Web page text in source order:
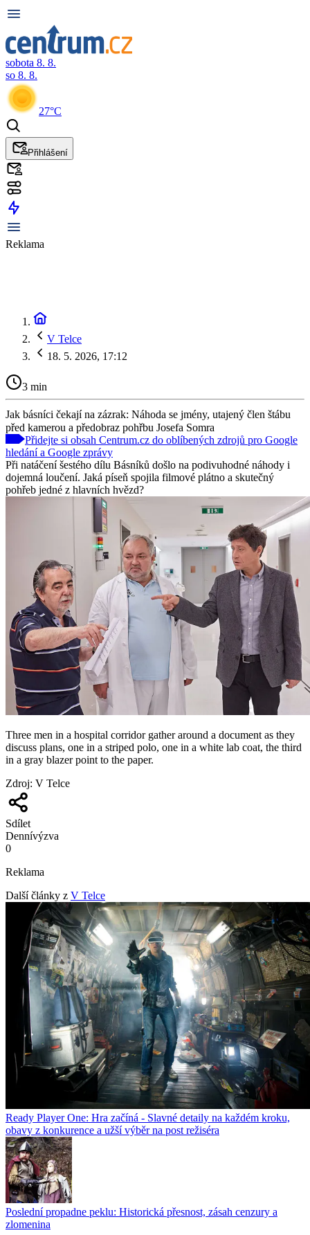
sobota 8. 8.
so 8. 8.
27°C
Přihlášení
Reklama
V Telce
18. 5. 2026, 17:12
3 min
Jak básníci čekají na zázrak: Náhoda se jmény, utajený člen štábu
před kamerou a předobraz pohřbu Josefa Somra
Přidejte si obsah Centrum.cz do oblíbených zdrojů pro Google
hledání a Google zprávy
Při natáčení šestého dílu Básníků došlo na podivuhodné náhody i
dojemná loučení. Jaká píseň spojila filmové plátno a skutečný
pohřeb jedné z hlavních hvězd?
Three men in a hospital corridor gather around a document as they
discuss plans, one in a striped polo, one in a white lab coat, the third
in a gray blazer point to the paper.
Zdroj: V Telce
Sdílet
Dennívýzva
0
Reklama
Další články z V Telce
Ready Player One: Hra začíná - Slavné detaily na každém kroku,
obavy z konkurence a užší výběr na post režiséra
Poslední propadne peklu: Historická přesnost, zásah cenzury a
zlomenina